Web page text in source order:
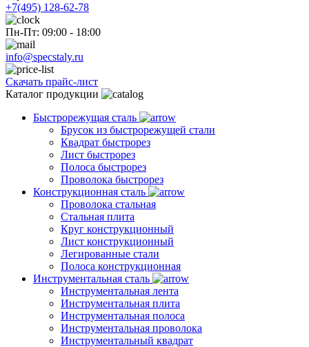
+7(495) 128-62-78
Пн-Пт: 09:00 - 18:00
info@specstaly.ru
Скачать прайс-лист
Каталог продукции
Быстрорежущая сталь
Брусок из быстрорежущей стали
Квадрат быстрорез
Лист быстрорез
Полоса быстрорез
Проволока быстрорез
Конструкционная сталь
Проволока стальная
Стальная плита
Круг конструкционный
Лист конструкционный
Легированные стали
Полоса конструкционная
Инструментальная сталь
Инструментальная лента
Инструментальная плита
Инструментальная полоса
Инструментальная проволока
Инструментальный квадрат